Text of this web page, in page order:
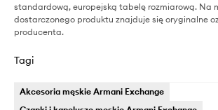
standardową, europejską tabelę rozmiarową. Na
dostarczonego produktu znajduje się oryginalne
producenta.
Tagi
Akcesoria męskie Armani Exchange